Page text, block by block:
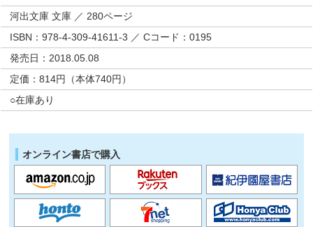
河出文庫 文庫 ／ 280ページ
ISBN：978-4-309-41611-3 ／ Cコード：0195
発売日：2018.05.08
定価：814円（本体740円）
○在庫あり
オンライン書店で購入